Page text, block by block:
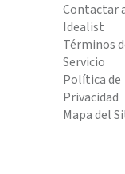
Contactar
Idealist
Términos
Servicio
Política de
Privacidad
Mapa del